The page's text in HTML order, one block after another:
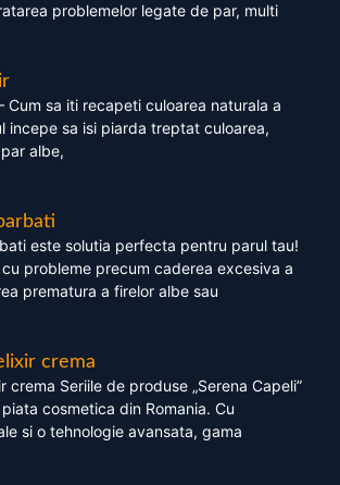
problemelor legate de par, multi
Cum sa iti recapeti culoarea naturala a
incepe sa isi piarda treptat culoarea,
albe,
este solutia perfecta pentru parul tau!
probleme precum caderea excesiva a
prematura a firelor albe sau
crema
crema Seriile de produse „Serena Capeli”
cosmetica din Romania. Cu
si o tehnologie avansata, gama